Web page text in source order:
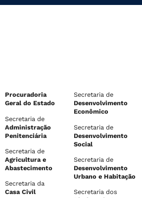
Procuradoria
Geral do Estado
Secretaria de
Administração
Penitenciária
Secretaria de
Agricultura e
Abastecimento
Secretaria da
Casa Civil
Secretaria de
Desenvolvimento
Econômico
Secretaria de
Desenvolvimento
Social
Secretaria de
Desenvolvimento
Urbano e Habitação
Secretaria dos